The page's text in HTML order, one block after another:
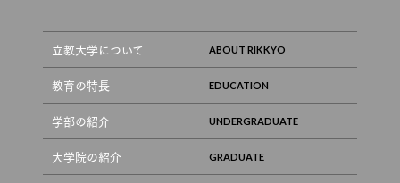
立教大学について
教育の特長
学部の紹介
大学院の紹介